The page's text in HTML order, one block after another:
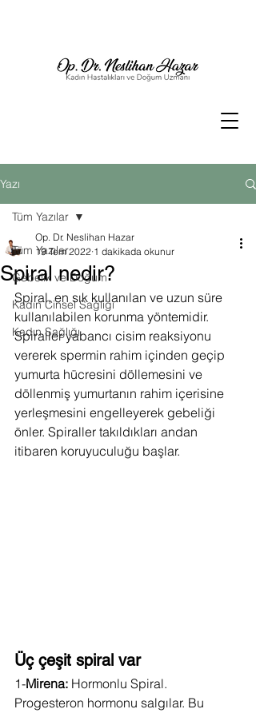
Yazı
Tüm Yazılar
Gebelik ve Doğum
Kadın Cinsel Sağlığı
Kadın Sağlığı
Tüm Yazılar
Spiral nedir?
Op. Dr. Neslihan Hazar
19 Tem 2022 1 dakikada okunur
Spiral, en sık kullanılan ve uzun süre
kullanılabilen korunma yöntemidir.
Spiraller yabancı cisim reaksiyonu
vererek spermin rahim içinden geçip
yumurta hücresini döllemesini ve
döllenmiş yumurtanın rahim içerisine
yerleşmesini engelleyerek gebeliği
önler. Spiraller takıldıkları andan
itibaren koruyuculuğu başlar.
Üç çeşit spiral var
1-Mirena: Hormonlu Spiral.
Progesteron hormonu salgılar. Bu